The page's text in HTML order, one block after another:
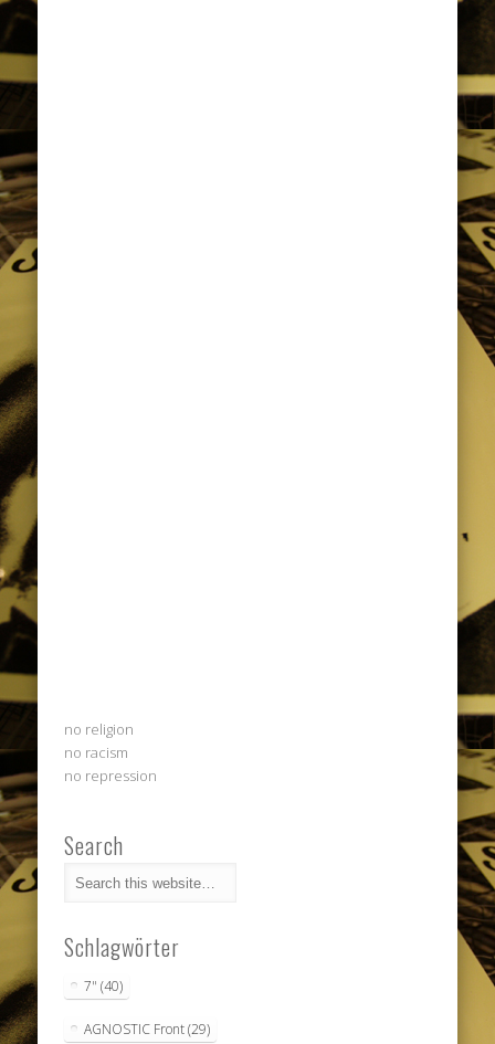
no religion
no racism
no repression
Search
Schlagwörter
7" (40)
AGNOSTIC Front(29)